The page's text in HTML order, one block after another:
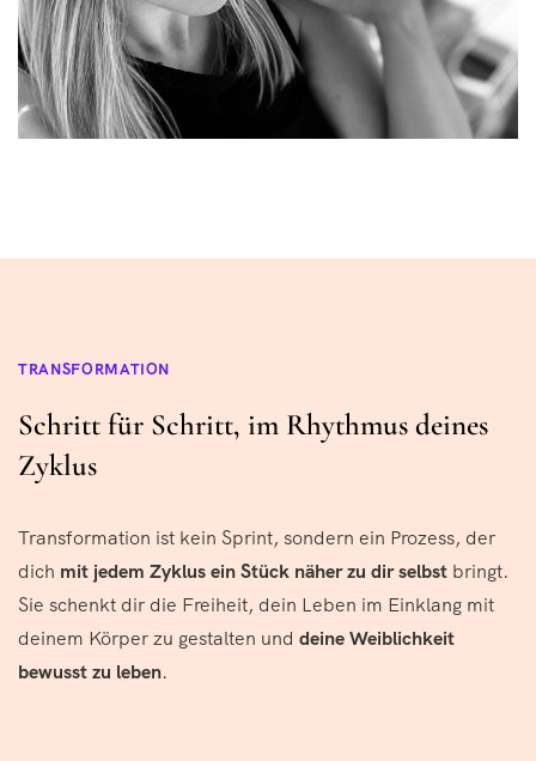
TRANSFORMATION
Schritt für Schritt, im Rhythmus deines
Zyklus
Transformation ist kein Sprint, sondern ein Prozess, der
dich mit jedem Zyklus ein Stück näher zu dir selbst bringt.
Sie schenkt dir die Freiheit, dein Leben im Einklang mit
deinem Körper zu gestalten und deine Weiblichkeit
bewusst zu leben.